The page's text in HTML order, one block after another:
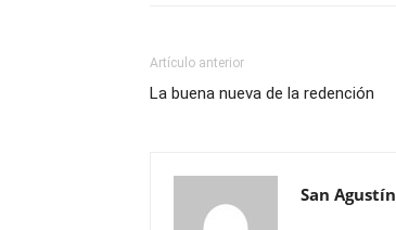
Artículo anterior
La buena nueva de la redención
San Agustín